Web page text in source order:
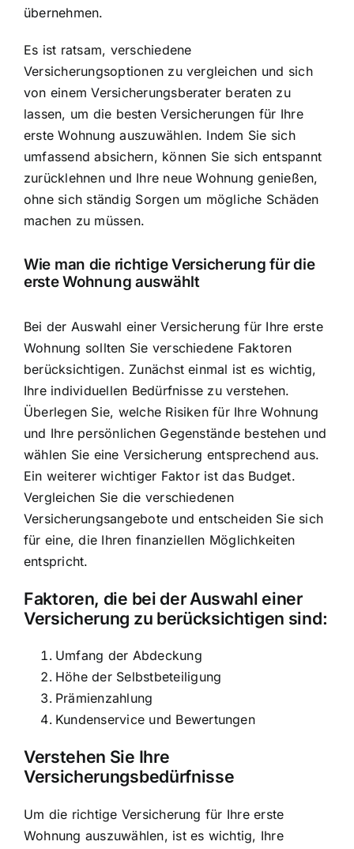
übernehmen.
Es ist ratsam, verschiedene
Versicherungsoptionen zu vergleichen und sich
von einem Versicherungsberater beraten zu
lassen, um die besten Versicherungen für Ihre
erste Wohnung auszuwählen. Indem Sie sich
umfassend absichern, können Sie sich entspannt
zurücklehnen und Ihre neue Wohnung genießen,
ohne sich ständig Sorgen um mögliche Schäden
machen zu müssen.
Wie man die richtige Versicherung für die
erste Wohnung auswählt
Bei der Auswahl einer Versicherung für Ihre erste
Wohnung sollten Sie verschiedene Faktoren
berücksichtigen. Zunächst einmal ist es wichtig,
Ihre individuellen Bedürfnisse zu verstehen.
Überlegen Sie, welche Risiken für Ihre Wohnung
und Ihre persönlichen Gegenstände bestehen und
wählen Sie eine Versicherung entsprechend aus.
Ein weiterer wichtiger Faktor ist das Budget.
Vergleichen Sie die verschiedenen
Versicherungsangebote und entscheiden Sie sich
für eine, die Ihren finanziellen Möglichkeiten
entspricht.
Faktoren, die bei der Auswahl einer
Versicherung zu berücksichtigen sind:
Umfang der Abdeckung
Höhe der Selbstbeteiligung
Prämienzahlung
Kundenservice und Bewertungen
Verstehen Sie Ihre
Versicherungsbedürfnisse
Um die richtige Versicherung für Ihre erste
Wohnung auszuwählen, ist es wichtig, Ihre